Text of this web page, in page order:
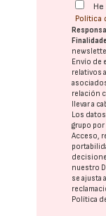
Política
Envío de
relativos
relación
llevar a
Los
grupo
Acceso,
nuestro
se ajusta
Política